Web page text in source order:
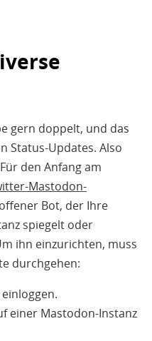
gern doppelt, und das
Status-Updates. Also
den Anfang am
Mastodon-
Bot, der Ihre
spiegelt oder
ihn einzurichten, muss
durchgehen:
einer Mastodon-Instanz